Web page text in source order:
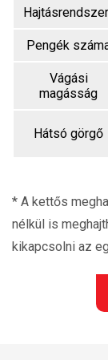
Pengék
Vágási
magásság
Hátsó görgő
* A kettős
nélkül is
kikapcsolni az